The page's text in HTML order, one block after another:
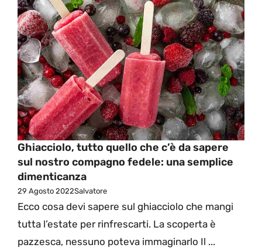
Ghiacciolo, tutto quello che c’è da sapere
sul nostro compagno fedele: una semplice
dimenticanza
29 Agosto 2022Salvatore
Ecco cosa devi sapere sul ghiacciolo che mangi
tutta l’estate per rinfrescarti. La scoperta è
pazzesca, nessuno poteva immaginarlo Il ...